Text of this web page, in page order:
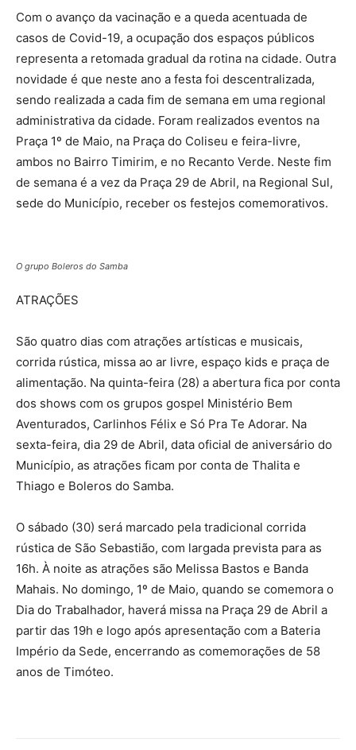
Com o avanço da vacinação e a queda acentuada de
casos de Covid-19, a ocupação dos espaços públicos
representa a retomada gradual da rotina na cidade. Outra
novidade é que neste ano a festa foi descentralizada,
sendo realizada a cada fim de semana em uma regional
administrativa da cidade. Foram realizados eventos na
Praça 1º de Maio, na Praça do Coliseu e feira-livre,
ambos no Bairro Timirim, e no Recanto Verde. Neste fim
de semana é a vez da Praça 29 de Abril, na Regional Sul,
sede do Município, receber os festejos comemorativos.
O grupo Boleros do Samba
ATRAÇÕES
São quatro dias com atrações artísticas e musicais,
corrida rústica, missa ao ar livre, espaço kids e praça de
alimentação. Na quinta-feira (28) a abertura fica por conta
dos shows com os grupos gospel Ministério Bem
Aventurados, Carlinhos Félix e Só Pra Te Adorar. Na
sexta-feira, dia 29 de Abril, data oficial de aniversário do
Município, as atrações ficam por conta de Thalita e
Thiago e Boleros do Samba.
O sábado (30) será marcado pela tradicional corrida
rústica de São Sebastião, com largada prevista para as
16h. À noite as atrações são Melissa Bastos e Banda
Mahais. No domingo, 1º de Maio, quando se comemora o
Dia do Trabalhador, haverá missa na Praça 29 de Abril a
partir das 19h e logo após apresentação com a Bateria
Império da Sede, encerrando as comemorações de 58
anos de Timóteo.